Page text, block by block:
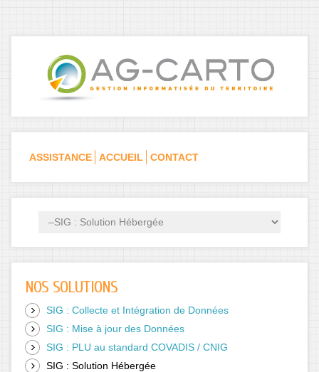
ASSISTANCE ACCUEIL CONTACT
NOS SOLUTIONS
SIG : Collecte et Intégration de Données
SIG : Mise à jour des Données
SIG : PLU au standard COVADIS / CNIG
SIG : Solution Hébergée